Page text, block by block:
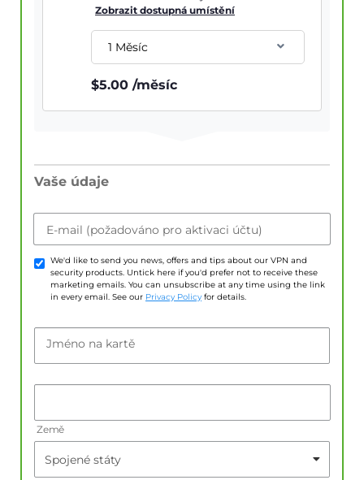
Zobrazit dostupná umístění
1 Měsíc
$5.00 /měsíc
Vaše údaje
E-mail (požadováno pro aktivaci účtu)
We'd like to send you news, offers and tips about our VPN and
security products. Untick here if you'd prefer not to receive these
marketing emails. You can unsubscribe at any time using the link
in every email. See our Privacy Policy for details.
Jméno na kartě
Země